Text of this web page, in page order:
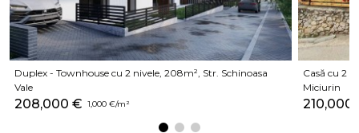
Duplex - Townhouse cu 2 nivele, 208m², Str. Schinoasa
Vale
208,000 € 1,000 €/m²
Casă cu 2
Miciurin
210,000